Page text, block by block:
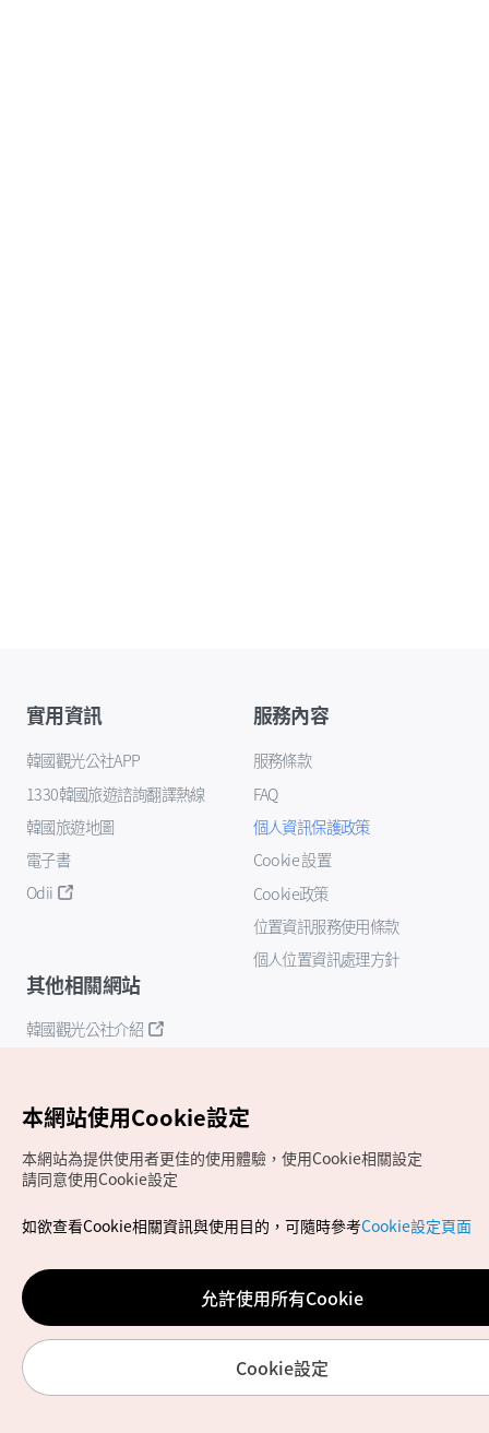
實用資訊
韓國觀光公社APP
1330韓國旅遊諮詢翻譯熱線
韓國旅遊地圖
電子書
Odii
服務內容
服務條款
FAQ
個人資訊保護政策
Cookie 設置
Cookie政策
位置資訊服務使用條款
個人位置資訊處理方針
其他相關網站
韓國觀光公社介紹
Copyrights (c) 韓國觀光公社版權所有
如有相關疑問或建議，歡迎來信至官方信箱
chinese_big5@knto.or.kr
本網站使用Cookie設定
本網站為提供使用者更佳的使用體驗，使用Cookie相關設定
請同意使用Cookie設定
如欲查看Cookie相關資訊與使用目的，可隨時參考Cookie設定頁面
允許使用所有Cookie
Cookie設定